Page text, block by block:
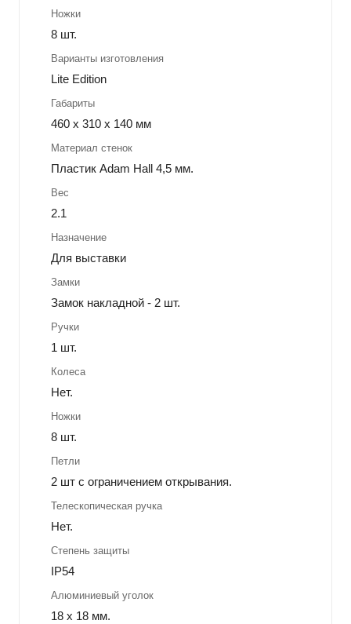
Ножки
8 шт.
Варианты изготовления
Lite Edition
Габариты
460 х 310 х 140 мм
Материал стенок
Пластик Adam Hall 4,5 мм.
Вес
2.1
Назначение
Для выставки
Замки
Замок накладной - 2 шт.
Ручки
1 шт.
Колеса
Нет.
Ножки
8 шт.
Петли
2 шт с ограничением открывания.
Телескопическая ручка
Нет.
Степень защиты
IP54
Алюминиевый уголок
18 х 18 мм.